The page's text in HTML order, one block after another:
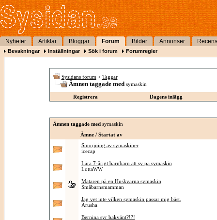
Nyheter Artiklar Bloggar Forum Bilder Annonser
Bevakningar Inställningar Sök i forum Forumregler
Sysidans forum > Taggar
Ämnen taggade med symaskin
Registrera Dagens inlägg
Ämnen taggade med symaskin
Ämne / Startat av
Smörjning av symaskiner
icecap
Lära 7-årigt barnbarn att sy på symaskin
LottaWW
Mataren på en Huskvarna symaskin
Småbarnsmamman
Jag vet inte vilken symaskin passar mig bäst.
Arusha
Bernina syr bakvänt?!?!